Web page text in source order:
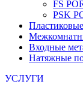
FS
PSK
Входные
Натяжные
УСЛУГИ